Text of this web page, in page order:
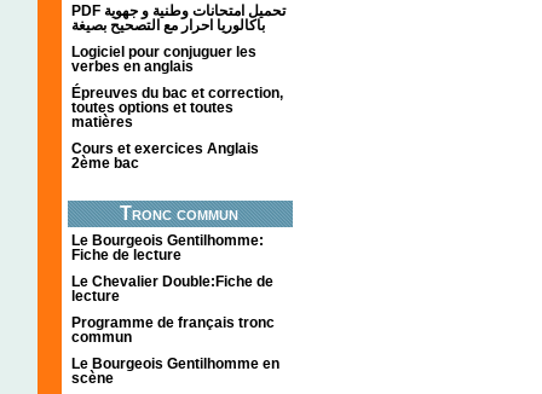
PDF تحميل امتحانات وطنية و جهوية
باكالوريا احرار مع التصحيح بصيغة
Logiciel pour conjuguer les
verbes en anglais
Épreuves du bac et correction,
toutes options et toutes
matières
Cours et exercices Anglais
2ème bac
Tronc commun
Le Bourgeois Gentilhomme:
Fiche de lecture
Le Chevalier Double:Fiche de
lecture
Programme de français tronc
commun
Le Bourgeois Gentilhomme en
scène